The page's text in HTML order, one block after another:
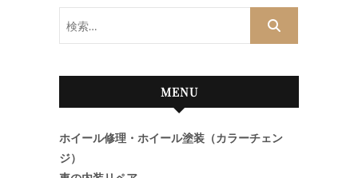
MENU
ホイール修理・ホイール塗装（カラーチェン
ジ）